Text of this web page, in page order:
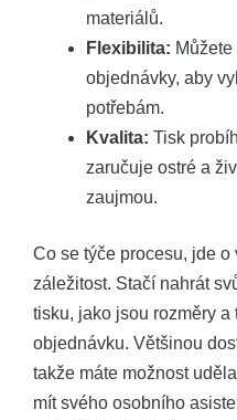
materiálů.
Flexibilita:
objednávky, aby
potřebám.
Kvalita: Tisk
zaručuje ostré a
zaujmou.
Co se týče procesu, jde
záležitost. Stačí nahrát
tisku, jako jsou rozměry a
objednávku. Většinou
takže máte možnost
mít svého osobního